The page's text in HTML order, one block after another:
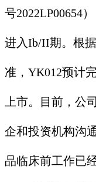
号2022LP00654
进入Ib/II期。根
准，YK012预计
上市。目前，公
企和投资机构沟
品临床前工作已